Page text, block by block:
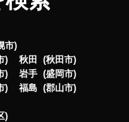
市
秋田
秋田市
岩手
盛岡市
福島 郡山市